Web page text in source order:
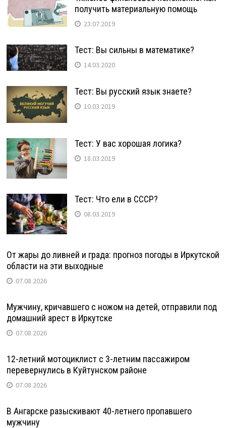
получить материальную помощь
23.07.2019
Тест: Вы сильны в математике?
14.03.2020
Тест: Вы русский язык знаете?
10.03.2019
Тест: У вас хорошая логика?
18.03.2019
Тест: Что ели в СССР?
08.03.2019
От жары до ливней и града: прогноз погоды в Иркутской
области на эти выходные
07.08.2026
Мужчину, кричавшего с ножом на детей, отправили под
домашний арест в Иркутске
07.08.2026
12-летний мотоциклист с 3-летним пассажиром
перевернулись в Куйтунском районе
07.08.2026
В Ангарске разыскивают 40-летнего пропавшего
мужчину